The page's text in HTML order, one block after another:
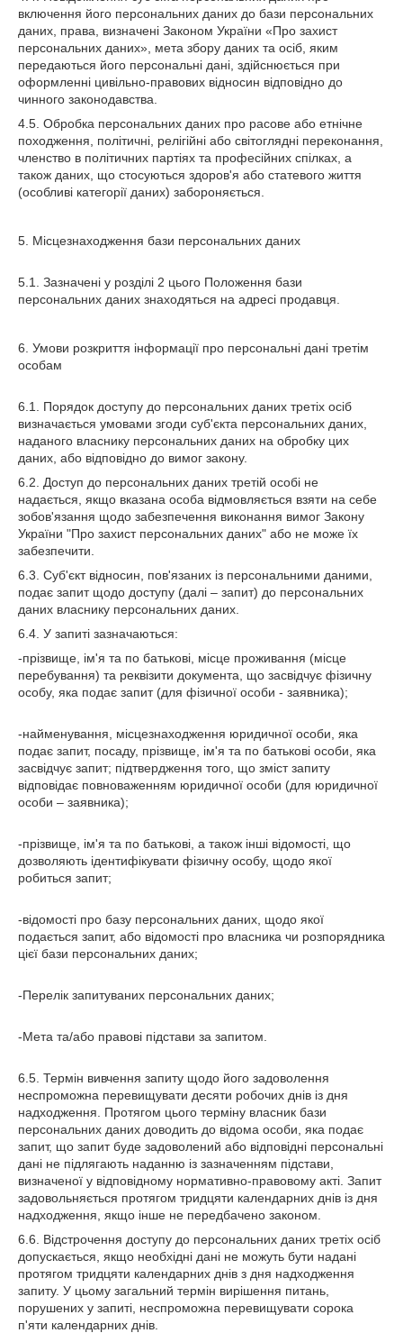
включення його персональних даних до бази персональних
даних, права, визначені Законом України «Про захист
персональних даних», мета збору даних та осіб, яким
передаються його персональні дані, здійснюється при
оформленні цивільно-правових відносин відповідно до
чинного законодавства.
4.5. Обробка персональних даних про расове або етнічне
походження, політичні, релігійні або світоглядні переконання,
членство в політичних партіях та професійних спілках, а
також даних, що стосуються здоров'я або статевого життя
(особливі категорії даних) забороняється.
5. Місцезнаходження бази персональних даних
5.1. Зазначені у розділі 2 цього Положення бази
персональних даних знаходяться на адресі продавця.
6. Умови розкриття інформації про персональні дані третім
особам
6.1. Порядок доступу до персональних даних третіх осіб
визначається умовами згоди суб'єкта персональних даних,
наданого власнику персональних даних на обробку цих
даних, або відповідно до вимог закону.
6.2. Доступ до персональних даних третій особі не
надається, якщо вказана особа відмовляється взяти на себе
зобов'язання щодо забезпечення виконання вимог Закону
України "Про захист персональних даних" або не може їх
забезпечити.
6.3. Суб'єкт відносин, пов'язаних із персональними даними,
подає запит щодо доступу (далі – запит) до персональних
даних власнику персональних даних.
6.4. У запиті зазначаються:
-прізвище, ім'я та по батькові, місце проживання (місце
перебування) та реквізити документа, що засвідчує фізичну
особу, яка подає запит (для фізичної особи - заявника);
-найменування, місцезнаходження юридичної особи, яка
подає запит, посаду, прізвище, ім'я та по батькові особи, яка
засвідчує запит; підтвердження того, що зміст запиту
відповідає повноваженням юридичної особи (для юридичної
особи – заявника);
-прізвище, ім'я та по батькові, а також інші відомості, що
дозволяють ідентифікувати фізичну особу, щодо якої
робиться запит;
-відомості про базу персональних даних, щодо якої
подається запит, або відомості про власника чи розпорядника
цієї бази персональних даних;
-Перелік запитуваних персональних даних;
-Мета та/або правові підстави за запитом.
6.5. Термін вивчення запиту щодо його задоволення
неспроможна перевищувати десяти робочих днів із дня
надходження. Протягом цього терміну власник бази
персональних даних доводить до відома особи, яка подає
запит, що запит буде задоволений або відповідні персональні
дані не підлягають наданню із зазначенням підстави,
визначеної у відповідному нормативно-правовому акті. Запит
задовольняється протягом тридцяти календарних днів із дня
надходження, якщо інше не передбачено законом.
6.6. Відстрочення доступу до персональних даних третіх осіб
допускається, якщо необхідні дані не можуть бути надані
протягом тридцяти календарних днів з дня надходження
запиту. У цьому загальний термін вирішення питань,
порушених у запиті, неспроможна перевищувати сорока
п'яти календарних днів.